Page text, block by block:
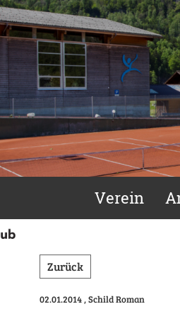
Verein
Zurück
02.01.2014, Schild Roman